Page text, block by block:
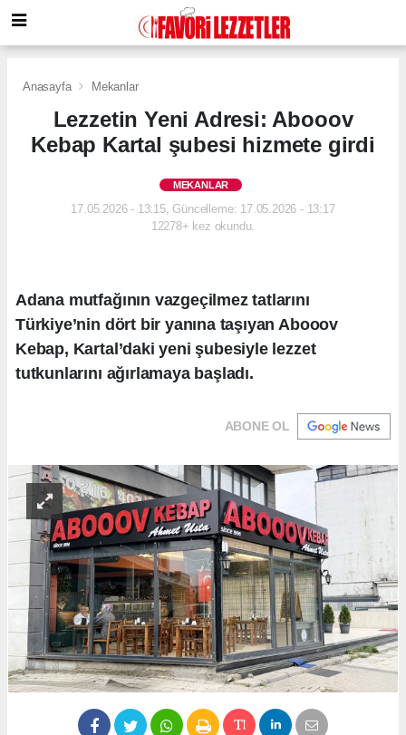
Anasayfa Mekanlar
Lezzetin Yeni Adresi: Abooov
Kebap Kartal şubesi hizmete girdi
MEKANLAR
17.05.2026 - 13:15, Güncelleme: 17.05.2026 - 13:17
12278+ kez okundu.
Adana mutfağının vazgeçilmez tatlarını
Türkiye’nin dört bir yanına taşıyan Abooov
Kebap, Kartal’daki yeni şubesiyle lezzet
tutkunlarını ağırlamaya başladı.
ABONE OL